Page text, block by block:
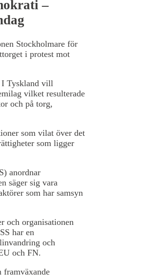
–
Stockholmare för
i protest mot
I Tyskland vill
vilket resulterade
och på torg,
som vilat över det
som ligger
anordnar
säger sig vara
som har samsyn
och organisationen
har en
och
och FN.
framväxande